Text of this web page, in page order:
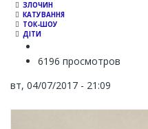
ЗЛОЧИН
КАТУВАННЯ
ТОК-ШОУ
ДІТИ
6196 просмотров
вт, 04/07/2017 - 21:09